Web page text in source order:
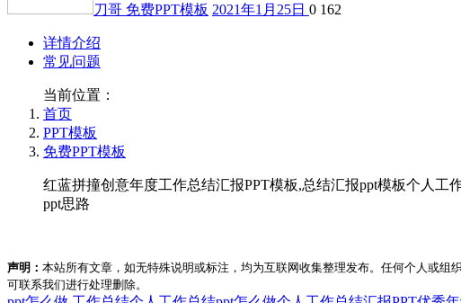
刀哥 免费PPT模板 2021年1月25日 0 162
详情介绍
常见问题
当前位置：
首页
PPT模板
免费PPT模板
红蓝拼撞创意年度工作总结汇报PPT模板,总结汇报ppt模板个人
ppt思路
声明： 本站所有文章，如无特殊说明或标注，均为互联网收集整理发布。任何个人或
可联系我们进行处理删除。